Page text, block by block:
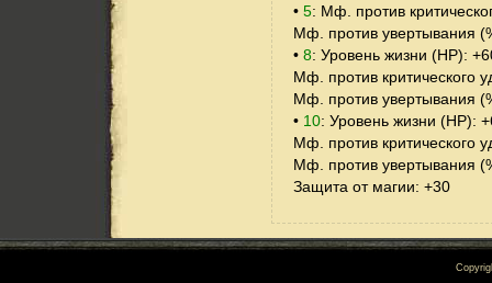
• 5: Мф. против
Мф. против увертывания
• 8: Уровень жизни (HP):
Мф. против критического
Мф. против увертывания
• 10: Уровень жизни (HP):
Мф. против критического
Мф. против увертывания
Защита от магии: +30